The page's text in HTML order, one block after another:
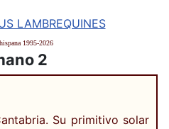
1995-2026
2
Su primitivo solar